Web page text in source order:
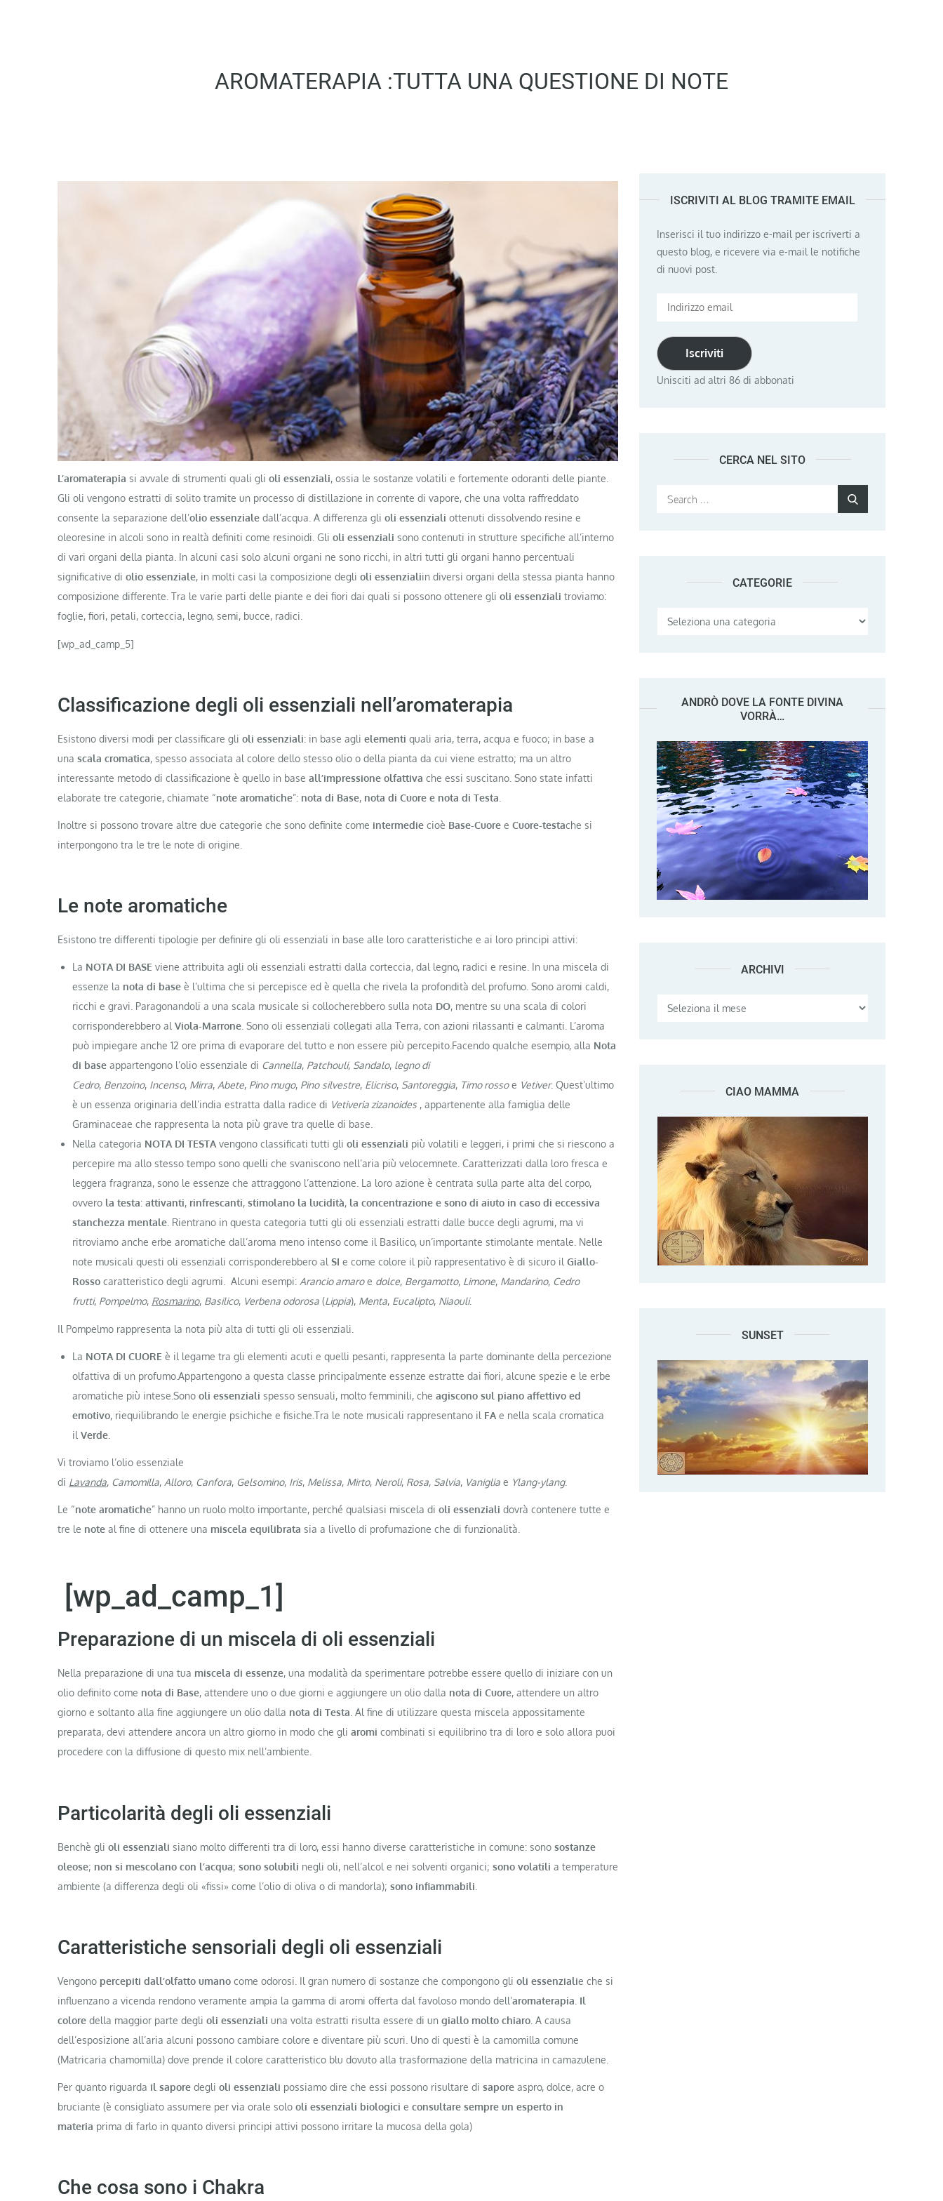
AROMATERAPIA :TUTTA UNA QUESTIONE DI NOTE
L’aromaterapia si avvale di strumenti quali gli oli essenziali, ossia le sostanze volatili e fortemente odoranti delle piante.
Gli oli vengono estratti di solito tramite un processo di distillazione in corrente di vapore, che una volta raffreddato
consente la separazione dell’olio essenziale dall’acqua. A differenza gli oli essenziali ottenuti dissolvendo resine e
oleoresine in alcoli sono in realtà definiti come resinoidi. Gli oli essenziali sono contenuti in strutture specifiche all’interno
di vari organi della pianta. In alcuni casi solo alcuni organi ne sono ricchi, in altri tutti gli organi hanno percentuali
significative di olio essenziale, in molti casi la composizione degli oli essenzialiin diversi organi della stessa pianta hanno
composizione differente. Tra le varie parti delle piante e dei fiori dai quali si possono ottenere gli oli essenziali troviamo:
foglie, fiori, petali, corteccia, legno, semi, bucce, radici.
[wp_ad_camp_5]
Classificazione degli oli essenziali nell’aromaterapia
Esistono diversi modi per classificare gli oli essenziali: in base agli elementi quali aria, terra, acqua e fuoco; in base a
una scala cromatica, spesso associata al colore dello stesso olio o della pianta da cui viene estratto; ma un altro
interessante metodo di classificazione è quello in base all’impressione olfattiva che essi suscitano. Sono state infatti
elaborate tre categorie, chiamate “note aromatiche”: nota di Base, nota di Cuore e nota di Testa
Inoltre si possono trovare altre due categorie che sono definite come intermedie cioè Base-Cuore e Cuore-testache si
interpongono tra le tre le note di origine.
Le note aromatiche
Esistono tre differenti tipologie per definire gli oli essenziali in base alle loro caratteristiche e ai loro principi attivi:
La NOTA DI BASE viene attribuita agli oli essenziali estratti dalla corteccia, dal legno, radici e resine. In una miscela di
essenze la nota di base è l’ultima che si percepisce ed è quella che rivela la profondità del profumo. Sono aromi caldi,
ricchi e gravi. Paragonandoli a una scala musicale si collocherebbero sulla nota DO, mentre su una scala di colori
corrisponderebbero al Viola-Marrone. Sono oli essenziali collegati alla Terra, con azioni rilassanti e calmanti. L’aroma
può impiegare anche 12 ore prima di evaporare del tutto e non essere più percepito.Facendo qualche esempio, alla Nota
di base appartengono l’olio essenziale di Cannella, Patchouli, Sandalo, legno di
Cedro, Benzoino, Incenso, Mirra, Abete, Pino mugo, Pino silvestre, Elicriso, Santoreggia, Timo rossoe Vetiver. Quest’ultimo
è un essenza originaria dell’india estratta dalla radice di Vetiveria zizanoides , appartenente alla famiglia delle
Graminaceae che rappresenta la nota più grave tra quelle di base.
Nella categoria NOTA DI TESTA vengono classificati tutti gli oli essenziali più volatili e leggeri, i primi che si riescono a
percepire ma allo stesso tempo sono quelli che svaniscono nell’aria più velocemnete. Caratterizzati dalla loro fresca e
leggera fragranza, sono le essenze che attraggono l’attenzione. La loro azione è centrata sulla parte alta del corpo,
ovvero la testa: attivanti, rinfrescanti, stimolano la lucidità, la concentrazione e sono di aiuto in caso di eccessiva
stanchezza mentale. Rientrano in questa categoria tutti gli oli essenziali estratti dalle bucce degli agrumi, ma vi
ritroviamo anche erbe aromatiche dall’aroma meno intenso come il Basilico, un’importante stimolante mentale. Nelle
note musicali questi oli essenziali corrisponderebbero al SI e come colore il più rappresentativo è di sicuro il Giallo-
Rosso caratteristico degli agrumi. Alcuni esempi: Arancio amaroe dolce, Bergamotto, Limone, Mandarino, Cedro
frutti, Pompelmo, Rosmarino, Basilico, Verbena odorosa (Lippia), Menta, Eucalipto, Niaouli.
Il Pompelmo rappresenta la nota più alta di tutti gli oli essenziali.
La NOTA DI CUORE è il legame tra gli elementi acuti e quelli pesanti, rappresenta la parte dominante della percezione
olfattiva di un profumo.Appartengono a questa classe principalmente essenze estratte dai fiori, alcune spezie e le erbe
aromatiche più intese.Sono oli essenziali spesso sensuali, molto femminili, che agiscono sul piano affettivo ed
emotivo, riequilibrando le energie psichiche e fisiche.Tra le note musicali rappresentano il FA e nella scala cromatica
il Verde
Vi troviamo l’olio essenziale
di Lavanda, Camomilla, Alloro, Canfora, Gelsomino, Iris, Melissa, Mirto, Neroli, Rosa, Salvia, Vaniglia e Ylang-ylang.
Le “note aromatiche” hanno un ruolo molto importante, perché qualsiasi miscela di oli essenziali dovrà contenere tutte e
tre le note al fine di ottenere una miscela equilibrata sia a livello di profumazione che di funzionalità.
[wp_ad_camp_1]
Preparazione di un miscela di oli essenziali
Nella preparazione di una tua miscela di essenze, una modalità da sperimentare potrebbe essere quello di iniziare con un
olio definito come nota di Base, attendere uno o due giorni e aggiungere un olio dalla nota di Cuore, attendere un altro
giorno e soltanto alla fine aggiungere un olio dalla nota di Testa . Al fine di utilizzare questa miscela appossitamente
preparata, devi attendere ancora un altro giorno in modo che gli aromi combinati si equilibrino tra di loro e solo allora puoi
procedere con la diffusione di questo mix nell’ambiente.
Particolarità degli oli essenziali
Benchè gli oli essenziali siano molto differenti tra di loro, essi hanno diverse caratteristiche in comune: sono sostanze
oleose; non si mescolano con l’acqua; sono solubili negli oli, nell’alcol e nei solventi organici; sono volatili a temperature
ambiente (a differenza degli oli «fissi» come l’olio di oliva o di mandorla); sono infiammabili
Caratteristiche sensoriali degli oli essenziali
Vengono percepiti dall’olfatto umano come odorosi. Il gran numero di sostanze che compongono gli oli essenzialie che si
influenzano a vicenda rendono veramente ampia la gamma di aromi offerta dal favoloso mondo dell’aromaterapia Il
colore della maggior parte degli oli essenziali una volta estratti risulta essere di un giallo molto chiaro . A causa
dell’esposizione all’aria alcuni possono cambiare colore e diventare più scuri. Uno di questi è la camomilla comune
(Matricaria chamomilla) dove prende il colore caratteristico blu dovuto alla trasformazione della matricina in camazulene.
Per quanto riguarda il sapore degli oli essenziali possiamo dire che essi possono risultare di sapore aspro, dolce, acre o
bruciante (è consigliato assumere per via orale solo oli essenziali biologici e consultare sempre un esperto in
materia prima di farlo in quanto diversi principi attivi possono irritare la mucosa della gola)
Che cosa sono i Chakra
ISCRIVITI AL BLOG TRAMITE EMAIL
Inserisci il tuo indirizzo e-mail per iscriverti a
questo blog, e ricevere via e-mail le notifiche
di nuovi post.
Indirizzo
Iscriviti
Unisciti ad altri 86 di abbonati
CERCA NEL SITO
Search
CATEGORIE
Categorie
ANDRÒ DOVE LA FONTE DIVINA
VORRÀ…
ARCHIVI Archivi
CIAO MAMMA
SUNSET